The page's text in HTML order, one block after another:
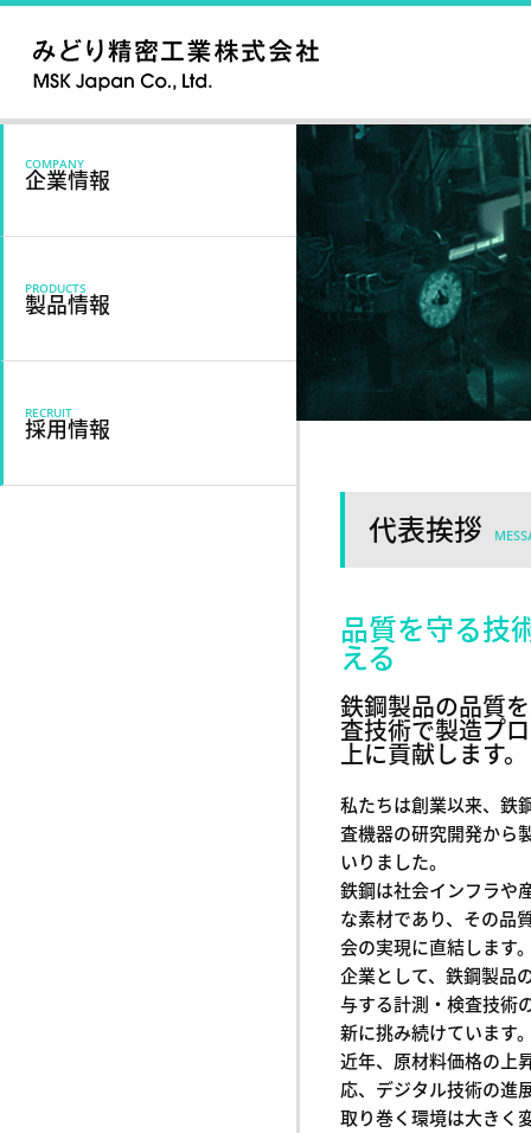
COMPANY
企業情報
PRODUCTS
製品情報
RECRUIT
採用情報
代表挨拶
品質を守る技
える
鉄鋼製品の品質
査技術で製造プ
上に貢献します。
私たちは創業以来、鉄
査機器の研究開発から
いりました。
鉄鋼は社会インフラや
な素材であり、その品
会の実現に直結します
企業として、鉄鋼製品
与する計測・検査技術
新に挑み続けています
近年、原材料価格の上
応、デジタル技術の進
取り巻く環境は大きく